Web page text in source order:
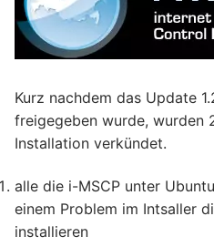
Kurz nachdem das Update
freigegeben wurde, wurden
Installation verkündet.
alle die i-MSCP unter
einem Problem im Intsaller
installieren